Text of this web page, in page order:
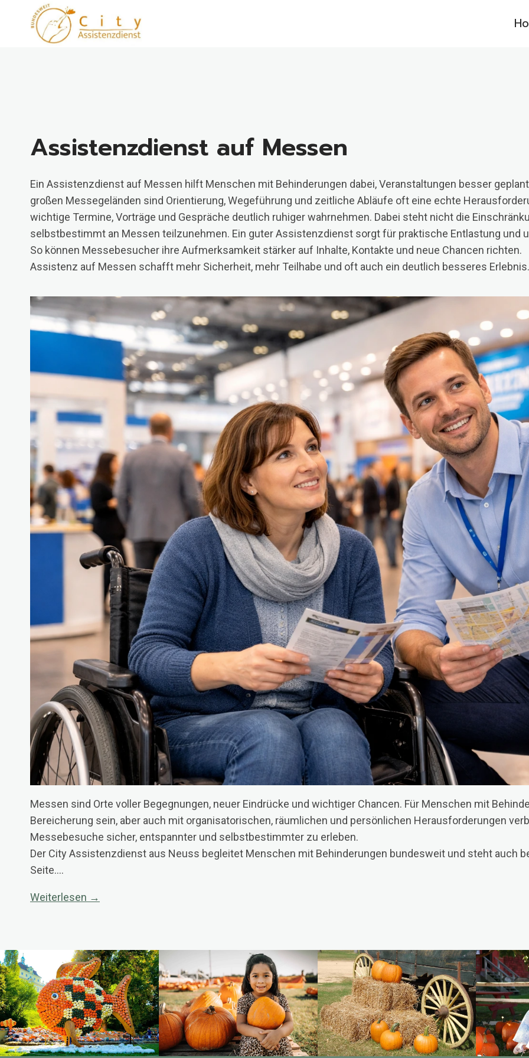
springen
Assistenzdienst auf Messen
Ein Assistenzdienst auf Messen hilft Menschen mit Behinderungen dabei, Veranstaltungen besser
großen Messegeländen sind Orientierung, Wegeführung und zeitliche Abläufe oft eine echte
wichtige Termine, Vorträge und Gespräche deutlich ruhiger wahrnehmen. Dabei steht nicht die
selbstbestimmt an Messen teilzunehmen. Ein guter Assistenzdienst sorgt für praktische Entlastung und
So können Messebesucher ihre Aufmerksamkeit stärker auf Inhalte, Kontakte und neue Chancen richten.
Assistenz auf Messen schafft mehr Sicherheit, mehr Teilhabe und oft auch ein deutlich besseres Erlebnis.
Messen sind Orte voller Begegnungen, neuer Eindrücke und wichtiger Chancen. Für Menschen mit
Bereicherung sein, aber auch mit organisatorischen, räumlichen und persönlichen Herausforderungen
Messebesuche sicher, entspannter und selbstbestimmter zu erleben.
Der City Assistenzdienst aus Neuss begleitet Menschen mit Behinderungen bundesweit und steht auch
Seite.…
Weiterlesen →